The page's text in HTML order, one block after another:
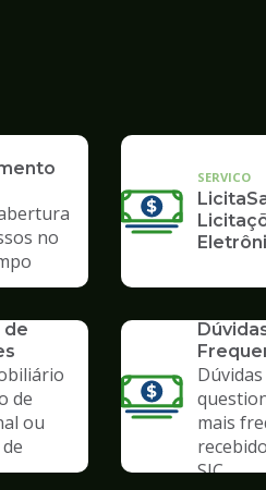
no
SERVICO
de
de
ou
Dúvidas
mais
SIC